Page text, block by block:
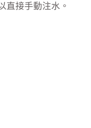
直接手動注水。